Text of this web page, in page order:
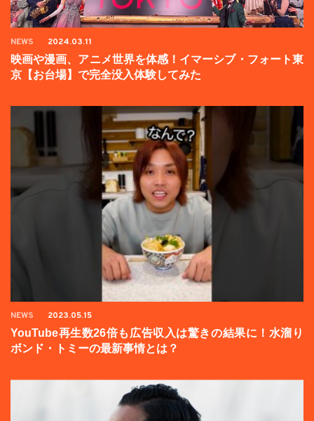
NEWS 2024.03.11
映画や漫画、アニメ世界を体感！イマーシブ・フォート東
京【お台場】で完全没入体験してみた
NEWS 2023.05.15
YouTube再生数26倍も広告収入は驚きの結果に！水溜り
ボンド・トミーの最新事情とは？